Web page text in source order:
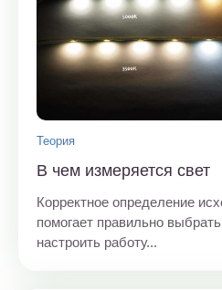
Теория
В чем измеряется свет
Корректное определение
помогает правильно
настроить работу...